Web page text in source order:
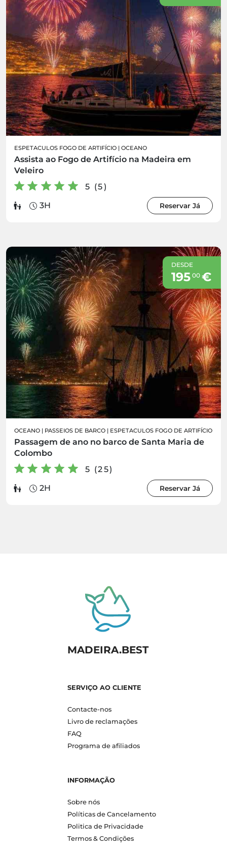
ESPETACULOS FOGO DE ARTIFÍCIO | OCEANO
Assista ao Fogo de Artifício na Madeira em
Veleiro
5 (5)
3H
Reservar Já
DESDE
195 00€
OCEANO | PASSEIOS DE BARCO | ESPETACULOS FOGO DE ARTIFÍCIO
Passagem de ano no barco de Santa Maria de
Colombo
5 (25)
2H
Reservar Já
MADEIRA.BEST
SERVIÇO AO CLIENTE
Contacte-nos
Livro de reclamações
FAQ
Programa de afiliados
INFORMAÇÃO
Sobre nós
Políticas de Cancelamento
Politica de Privacidade
Termos & Condições